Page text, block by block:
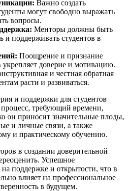
Важно создать
могут свободно выражать
вопросы.
Менторы должны быть
и поддерживать студентов в
Поощрение и признание
укрепляет доверие и мотивацию.
и честная обратная
расти и развиваться.
и поддержки для студентов
процесс, требующий времени,
он приносит значительные плоды,
и личные связи, а также
и практическому обучению.
в создании доверительной
Успешное
поддержке и открытости, что в
влияет на профессиональное
в будущем.